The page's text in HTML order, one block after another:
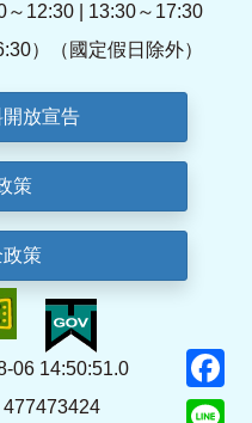
12:30 | 13:30～17:30
）（國定假日除外）
放宣告
策
策
06 14:50:51.0